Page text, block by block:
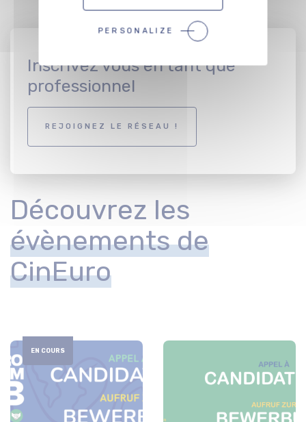
Inscrivez vous en tant que
professionnel
REJOIGNEZ LE RÉSEAU !
Découvrez les
évènements de
CinEuro
EN COURS
PERSONALIZE